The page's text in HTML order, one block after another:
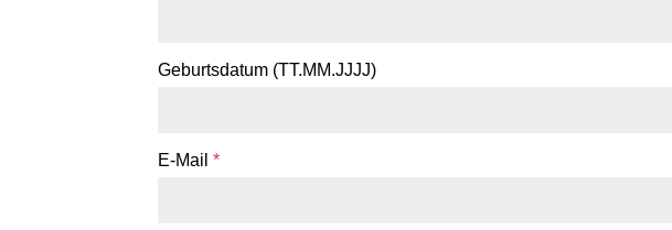
Geburtsdatum (TT.MM.JJJJ)
E-Mail *